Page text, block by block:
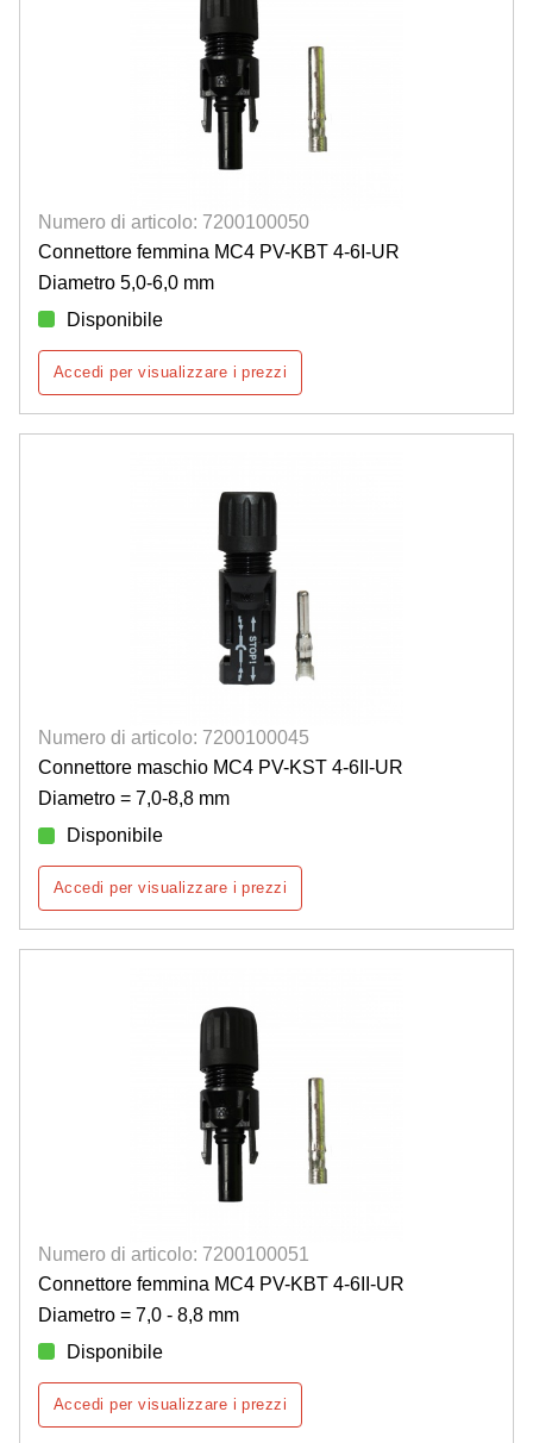
Numero di articolo: 7200100050
Connettore femmina MC4 PV-KBT 4-6I-UR
Diametro 5,0-6,0 mm
Disponibile
Accedi per visualizzare i prezzi
Numero di articolo: 7200100045
Connettore maschio MC4 PV-KST 4-6II-UR
Diametro = 7,0-8,8 mm
Disponibile
Accedi per visualizzare i prezzi
Numero di articolo: 7200100051
Connettore femmina MC4 PV-KBT 4-6II-UR
Diametro = 7,0 - 8,8 mm
Disponibile
Accedi per visualizzare i prezzi